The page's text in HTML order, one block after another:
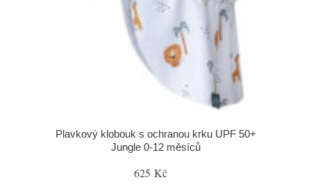
Plavkový klobouk s ochranou krku UPF 50+
Jungle 0-12 měsíců
625 Kč